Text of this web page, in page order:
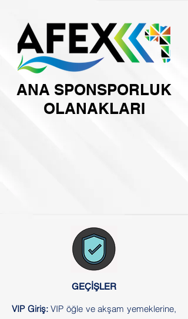
ANA SPONSPORLUK
OLANAKLARI
GEÇİŞLER
VIP Giriş:VIP öğle ve akşam yemeklerine,